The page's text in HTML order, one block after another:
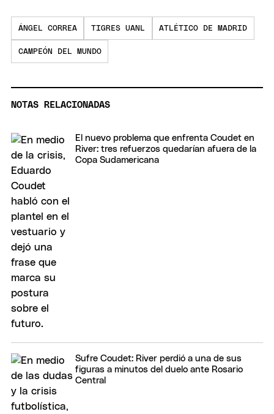
ÁNGEL CORREA TIGRES UANL ATLÉTICO DE MADRID
CAMPEÓN DEL MUNDO
NOTAS RELACIONADAS
El nuevo problema que enfrenta Coudet en
River: tres refuerzos quedarían afuera de la
Copa Sudamericana
Sufre Coudet: River perdió a una de sus
figuras a minutos del duelo ante Rosario
Central